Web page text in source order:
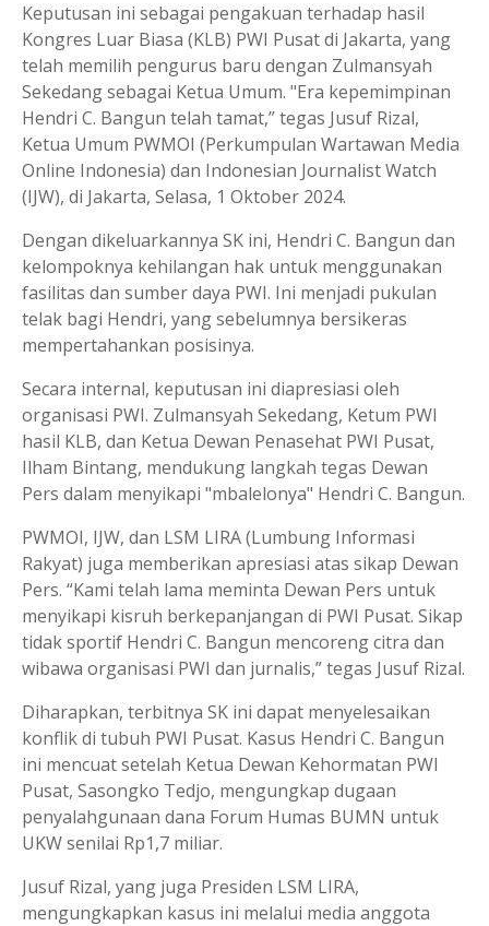
Keputusan ini sebagai pengakuan terhadap hasil
Kongres Luar Biasa (KLB) PWI Pusat di Jakarta, yang
telah memilih pengurus baru dengan Zulmansyah
Sekedang sebagai Ketua Umum. "Era kepemimpinan
Hendri C. Bangun telah tamat,” tegas Jusuf Rizal,
Ketua Umum PWMOI (Perkumpulan Wartawan Media
Online Indonesia) dan Indonesian Journalist Watch
(IJW), di Jakarta, Selasa, 1 Oktober 2024.
Dengan dikeluarkannya SK ini, Hendri C. Bangun dan
kelompoknya kehilangan hak untuk menggunakan
fasilitas dan sumber daya PWI. Ini menjadi pukulan
telak bagi Hendri, yang sebelumnya bersikeras
mempertahankan posisinya.
Secara internal, keputusan ini diapresiasi oleh
organisasi PWI. Zulmansyah Sekedang, Ketum PWI
hasil KLB, dan Ketua Dewan Penasehat PWI Pusat,
Ilham Bintang, mendukung langkah tegas Dewan
Pers dalam menyikapi "mbalelonya" Hendri C. Bangun.
PWMOI, IJW, dan LSM LIRA (Lumbung Informasi
Rakyat) juga memberikan apresiasi atas sikap Dewan
Pers. “Kami telah lama meminta Dewan Pers untuk
menyikapi kisruh berkepanjangan di PWI Pusat. Sikap
tidak sportif Hendri C. Bangun mencoreng citra dan
wibawa organisasi PWI dan jurnalis,” tegas Jusuf Rizal.
Diharapkan, terbitnya SK ini dapat menyelesaikan
konflik di tubuh PWI Pusat. Kasus Hendri C. Bangun
ini mencuat setelah Ketua Dewan Kehormatan PWI
Pusat, Sasongko Tedjo, mengungkap dugaan
penyalahgunaan dana Forum Humas BUMN untuk
UKW senilai Rp1,7 miliar.
Jusuf Rizal, yang juga Presiden LSM LIRA,
mengungkapkan kasus ini melalui media anggota